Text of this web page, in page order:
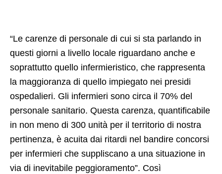
“Le carenze di personale di cui si sta parlando in
questi giorni a livello locale riguardano anche e
soprattutto quello infermieristico, che rappresenta
la maggioranza di quello impiegato nei presidi
ospedalieri. Gli infermieri sono circa il 70% del
personale sanitario. Questa carenza, quantificabile
in non meno di 300 unità per il territorio di nostra
pertinenza, è acuita dai ritardi nel bandire concorsi
per infermieri che suppliscano a una situazione in
via di inevitabile peggioramento”. Così